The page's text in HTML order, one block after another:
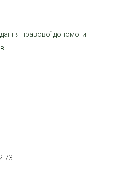
73
правової допомоги